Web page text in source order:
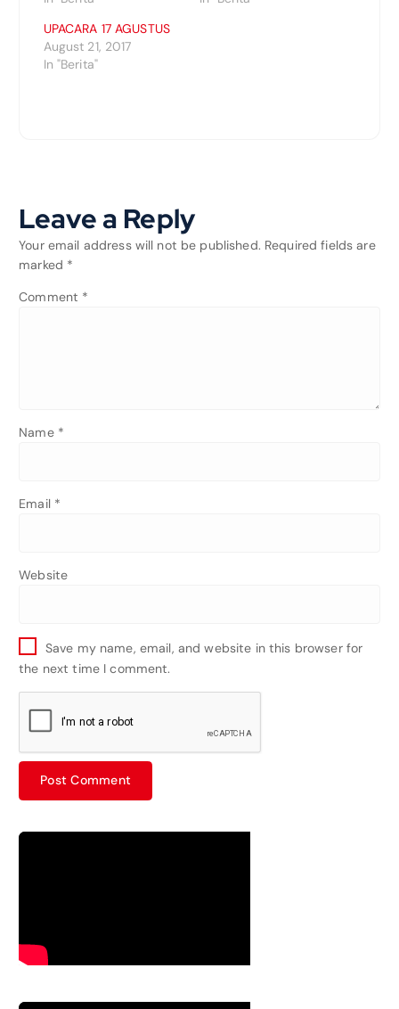
UPACARA 17 AGUSTUS
August 21, 2017
In "Berita"
Leave a Reply
Your email address will not be published. Required fields are
marked *
Comment *
Name *
Email *
Website
Save my name, email, and website in this browser for
the next time I comment.